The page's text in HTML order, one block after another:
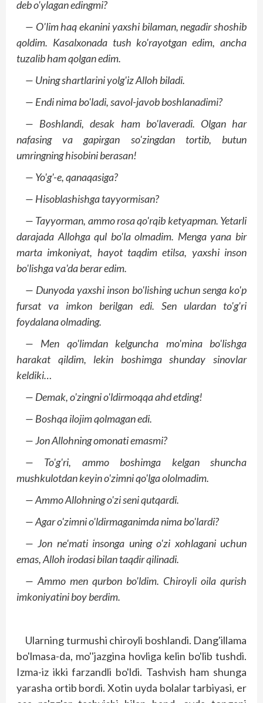
deb o'ylagan edingmi?
— O'lim haq ekanini yaxshi bilaman, negadir shoshib
qoldim. Kasalxonada tush ko'rayotgan edim, ancha
tuzalib ham qolgan edim.
— Uning shartlarini yolg'iz Alloh biladi.
— Endi nima bo'ladi, savol-javob boshlanadimi?
— Boshlandi, desak ham bo'laveradi. Olgan har
nafasing va gapirgan so'zingdan tortib, butun
umringning hisobini berasan!
— Yo'g'-e, qanaqasiga?
— Hisoblashishga tayyormisan?
— Tayyorman, ammo rosa qo'rqib ketyapman. Yetarli
darajada Allohga qul bo'la olmadim. Menga yana bir
marta imkoniyat, hayot taqdim etilsa, yaxshi inson
bo'lishga va'da berar edim.
— Dunyoda yaxshi inson bo'lishing uchun senga ko'p
fursat va imkon berilgan edi. Sen ulardan to'g'ri
foydalana olmading.
— Men qo'limdan kelguncha mo'mina bo'lishga
harakat qildim, lekin boshimga shunday sinovlar
keldiki…
— Demak, o'zingni o'ldirmoqqa ahd etding!
— Boshqa ilojim qolmagan edi.
— Jon Allohning omonati emasmi?
— To'g'ri, ammo boshimga kelgan shuncha
mushkulotdan keyin o'zimni qo'lga ololmadim.
— Ammo Allohning o'zi seni qutqardi.
— Agar o'zimni o'ldirmaganimda nima bo'lardi?
— Jon ne'mati insonga uning o'zi xohlagani uchun
emas, Alloh irodasi bilan taqdir qilinadi.
— Ammo men qurbon bo'ldim. Chiroyli oila qurish
imkoniyatini boy berdim.
Ularning turmushi chiroyli boshlandi. Dang'illama
bo'lmasa-da, mo''jazgina hovliga kelin bo'lib tushdi.
Izma-iz ikki farzandli bo'ldi. Tashvish ham shunga
yarasha ortib bordi. Xotin uyda bolalar tarbiyasi, er